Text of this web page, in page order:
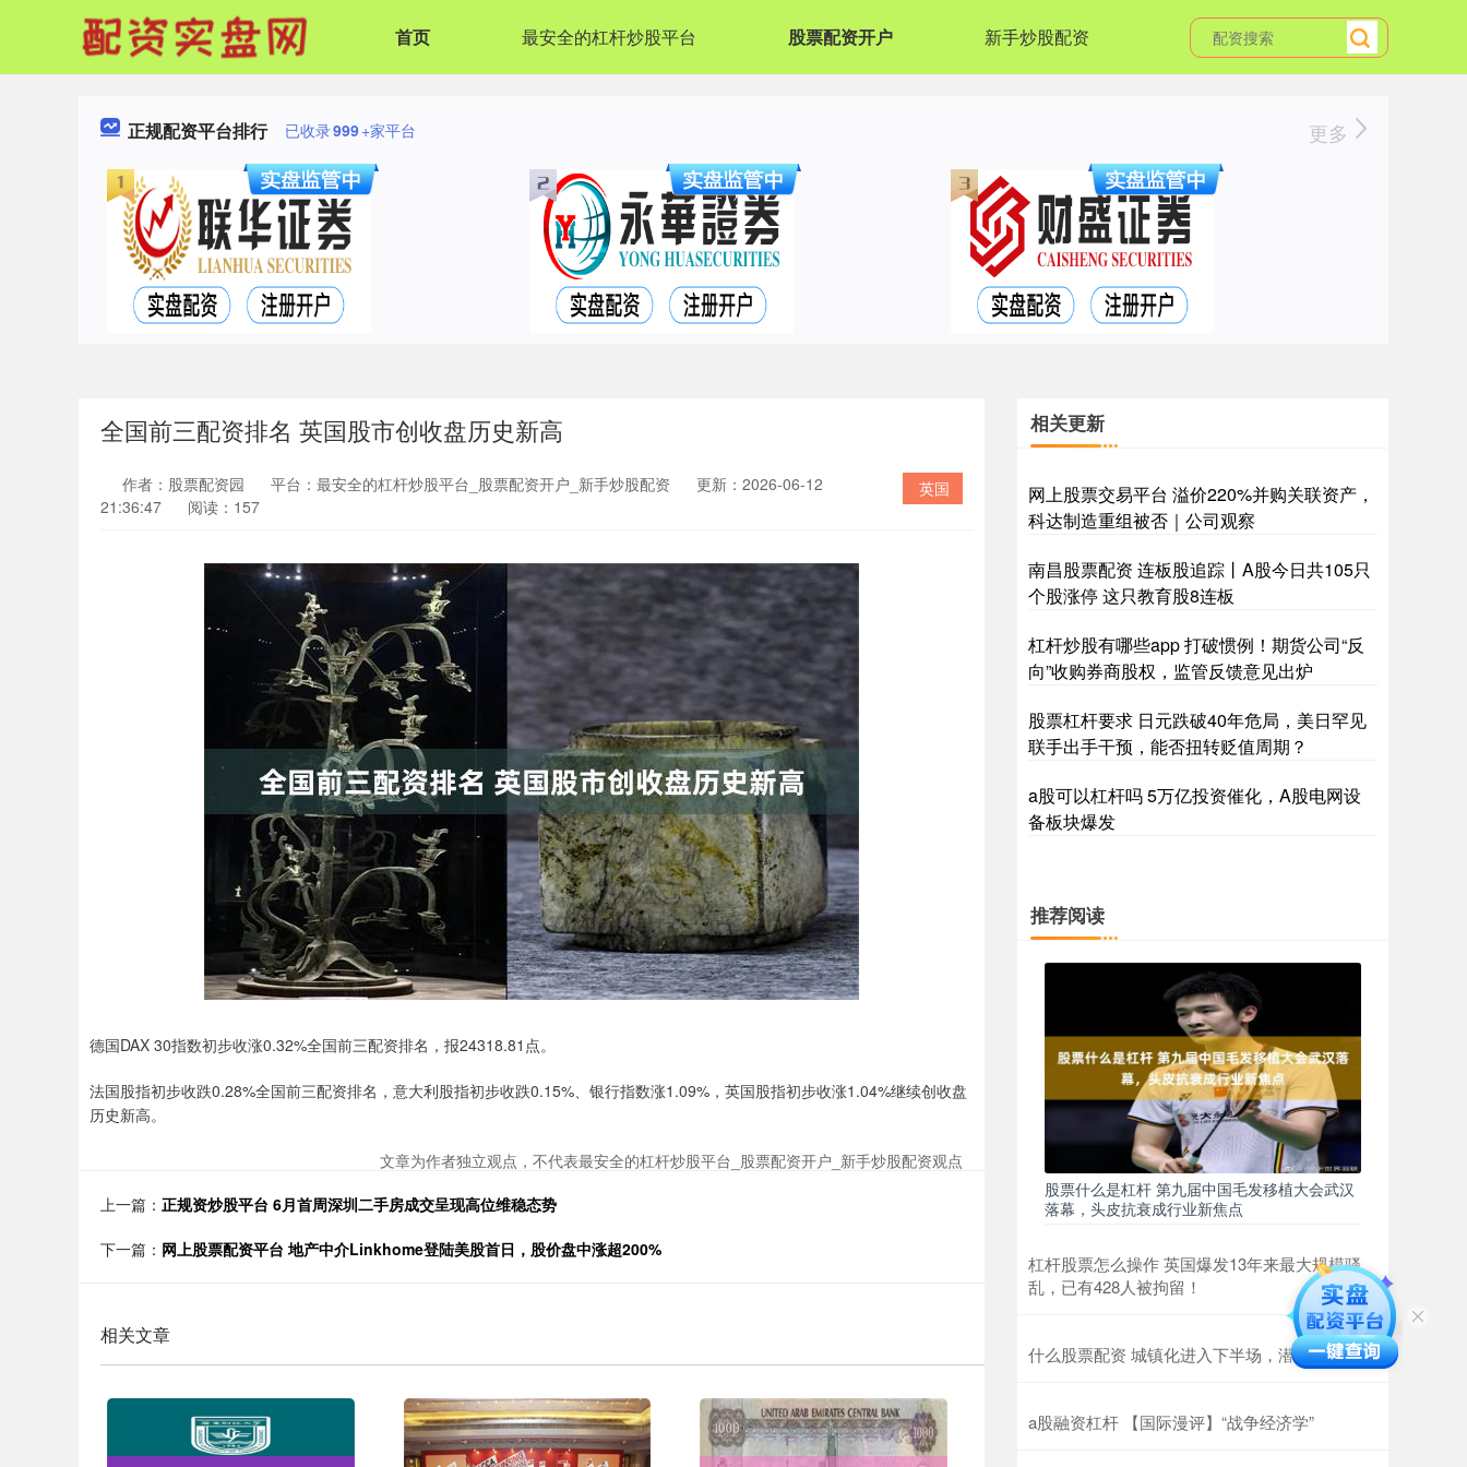
首页 最安全的杠杆炒股平台 股票配资开户 新手炒股配资
正规配资平台排行 已收录999+家平台 更多
全国前三配资排名 英国股市创收盘历史新高
英国
作者：股票配资园 平台：最安全的杠杆炒股平台_股票配资开户_新手炒股配资
更新：2026-06-12
21:36:47
阅读：157
德国DAX 30指数初步收涨0.32%全国前三配资排名，报24318.81点。
法国股指初步收跌0.28%全国前三配资排名，意大利股指初步收跌0.15%、银行指数涨1.09%，英国股指初步收涨1.04%继续创收盘
历史新高。
文章为作者独立观点，不代表最安全的杠杆炒股平台_股票配资开户_新手炒股配资观点
上一篇： 正规资炒股平台 6月首周深圳二手房成交呈现高位维稳态势
下一篇： 网上股票配资平台 地产中介Linkhome登陆美股首日，股价盘中涨超200%
相关文章
相关更新
网上股票交易平台 溢价220%并购关联资产，
科达制造重组被否｜公司观察
南昌股票配资 连板股追踪丨A股今日共105只
个股涨停 这只教育股8连板
杠杆炒股有哪些app 打破惯例！期货公司“反
向”收购券商股权，监管反馈意见出炉
股票杠杆要求 日元跌破40年危局，美日罕见
联手出手干预，能否扭转贬值周期？
a股可以杠杆吗 5万亿投资催化，A股电网设
备板块爆发
推荐阅读
股票什么是杠杆 第九届中国毛发移植大会武汉
落幕，头皮抗衰成行业新焦点
杠杆股票怎么操作 英国爆发13年来最大规模骚
乱，已有428人被拘留！
什么股票配资 城镇化进入下半场，潜力在于“人”
a股融资杠杆 【国际漫评】“战争经济学”